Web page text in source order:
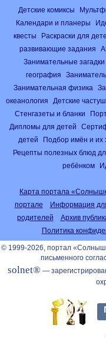
Детские комиксы
Календари и планеры
квесты
Раскраски для
развивающие задания
Занимательные загадки
география
Занимательная физика
океанология
Детские
Стенгазеты и бланки
Дипломы для детей
детей
Подбор имён и их
Рецепты полезных блюд
ребёнком
Карта портала
портале
Информация
родителей
Архив
Политика
© 1999-2026, портал
письменного
solnet® —